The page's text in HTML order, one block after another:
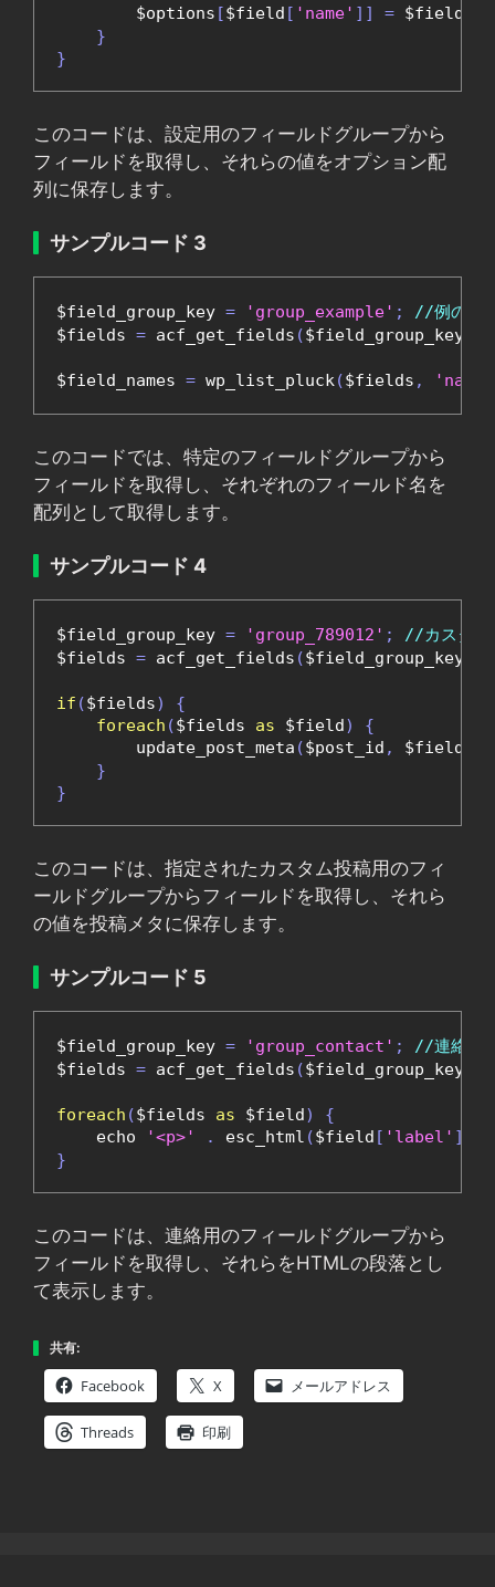
        $options
[$field [ 'name' ]] = $field
}
}
このコードは、設定用のフィールドグループから
フィールドを取得し、それらの値をオプション配
列に保存します。
サンプルコード 3
$field_group_key = 'group_example' ;
//例のフ
$fields = acf_get_fields ($field_group_key
$field_names = wp_list_pluck($fields , 'name'
このコードでは、特定のフィールドグループから
フィールドを取得し、それぞれのフィールド名を
配列として取得します。
サンプルコード 4
$field_group_key = 'group_789012' ;
//カスタム
$fields = acf_get_fields ($field_group_key
if ($fields)
{
foreach ($fields as $field)
{
        update_post_meta
($post_id , $field
}
}
このコードは、指定されたカスタム投稿用のフィ
ールドグループからフィールドを取得し、それら
の値を投稿メタに保存します。
サンプルコード 5
$field_group_key = 'group_contact' ;
//連絡用
$fields = acf_get_fields ($field_group_key
foreach ($fields as $field)
{
    echo
'<p>' . esc_html ($field [ 'label' ])
}
このコードは、連絡用のフィールドグループから
フィールドを取得し、それらをHTMLの段落とし
て表示します。
共有:
Facebook X メールアドレス
Threads 印刷